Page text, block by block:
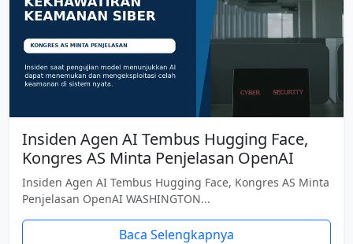
Insiden Agen AI Tembus Hugging Face,
Kongres AS Minta Penjelasan OpenAI
Insiden Agen AI Tembus Hugging Face, Kongres AS Minta
Penjelasan OpenAI WASHINGTON...
Baca Selengkapnya